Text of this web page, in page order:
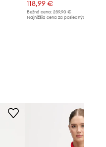
118,99 €
Bežná cena: 239,90 €
Najnižšia cena za posledných 30 dní